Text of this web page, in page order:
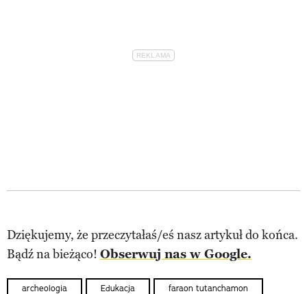
Dziękujemy, że przeczytałaś/eś nasz artykuł do końca.
Bądź na bieżąco! Obserwuj nas w Google.
archeologia Edukacja faraon tutanchamon